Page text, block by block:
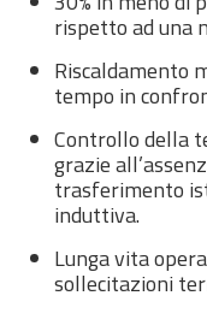
rispetto ad una
Riscaldamento
tempo in
Controllo della
grazie
trasferimento
induttiva.
Lunga vita
sollecitazioni